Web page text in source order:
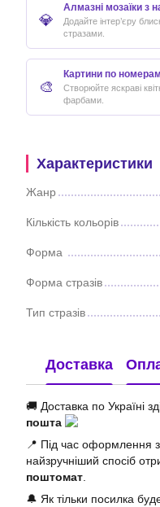
💎
Алмазні мозаїки з
Додайте інтер’єру
стразами.
🎨
Картини по
Створюйте яскраві
фарбами.
Характеристики
Жанр
Кількість кольорів
Форма
Форма стразів
Тип стразів
Доставка
🚚 Доставка по Україні
пошта
📍 Під час оформлення
найзручніший спосіб
поштомат
🔔 Як тільки посилка